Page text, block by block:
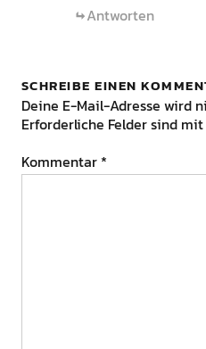
Antworten
SCHREIBE EINEN
Deine E-Mail-Adresse wird
Erforderliche Felder sind mit
Kommentar *